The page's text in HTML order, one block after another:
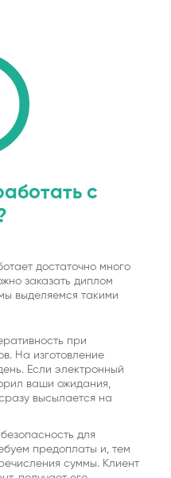
с
достаточно много
заказать диплом
выделяемся такими
при
На изготовление
Если электронный
ваши ожидания,
высылается на
для
предоплаты и, тем
суммы. Клиент